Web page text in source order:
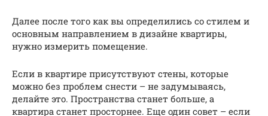
Далее после того как вы определились со стилем и
основным направлением в дизайне квартиры,
нужно измерить помещение.
Если в квартире присутствуют стены, которые
можно без проблем снести – не задумываясь,
делайте это. Пространства станет больше, а
квартира станет просторнее. Еще один совет – если